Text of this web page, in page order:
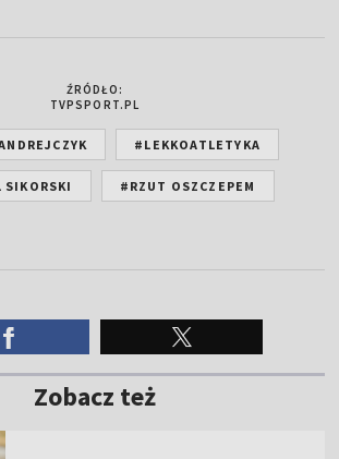
ŹRÓDŁO:
TVPSPORT.PL
#LEKKOATLETYKA
SIKORSKI #RZUT OSZCZEPEM
Zobacz też